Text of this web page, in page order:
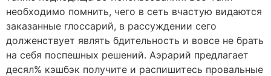
необходимо помнить, чего в сеть вчастую видаются
заказанные глоссарий, в рассуждении сего
долженствует являть бдительность и вовсе не брать
на себя поспешных решений. Аэрарий предлагает
десял% кэшбэк получите и распишитесь провальные